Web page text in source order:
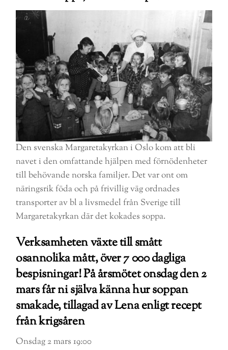
Den svenska Margaretakyrkan i Oslo kom att bli
navet i den omfattande hjälpen med förnödenheter
till behövande norska familjer. Det var ont om
näringsrik föda och på frivillig väg ordnades
transporter av bl a livsmedel från Sverige till
Margaretakyrkan där det kokades soppa.
Verksamheten växte till smått
osannolika mått, över 7 000 dagliga
bespisningar! På årsmötet onsdag den 2
mars får ni själva känna hur soppan
smakade, tillagad av Lena enligt recept
från krigsåren
Onsdag 2 mars 19:00